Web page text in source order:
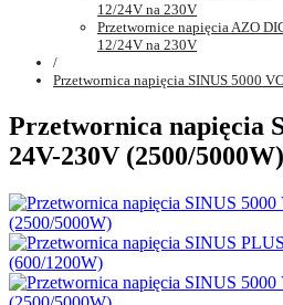
12/24V na 230V
Przetwornice napięcia AZO
12/24V na 230V
/
Przetwornica napięcia SINUS 5000
Przetwornica napięcia
24V-230V (2500/5000W)